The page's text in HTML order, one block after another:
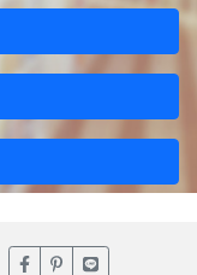
臉書分享(另開新視窗)
噗浪分享(另開新
Line分享(另